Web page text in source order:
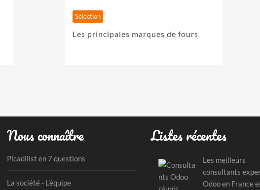
Sélection
Les principales marques de fours
Nous connaître
Picadilist en 7 questions
La société - L'équipe
Listes récentes
Les meilleurs
consultants
Odoo en France